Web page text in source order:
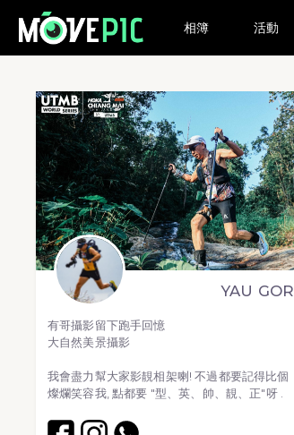
相簿 活動
YAU GOR
有哥攝影留下跑手回憶
大自然美景攝影
我會盡力幫大家影靚相架喇! 不過都要記得比個
燦爛笑容我, 點都要 "型、英、帥、靚、正"呀 .